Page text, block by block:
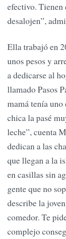
efectivo. Tienen
desalojen”,
Ella trabajó en
unos pesos y
a dedicarse al
llamado Pasos
mamá tenía
chica la pasé
leche”, cuenta
dedican a las
que llegan a la
en casillas sin
gente que no
describe la
comedor. Te
complejo